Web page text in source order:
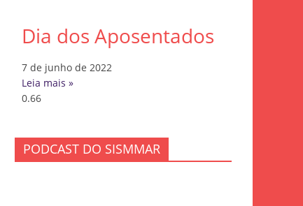
Dia dos Aposentados
7 de junho de 2022
Leia mais »
PODCAST DO SISMMAR